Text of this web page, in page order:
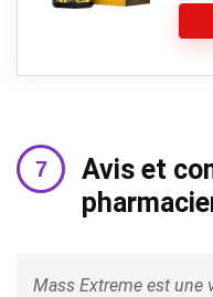
Avis et
Mass Extreme est une